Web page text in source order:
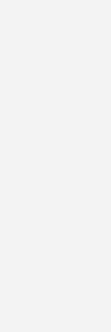
„Die
Energy stellen
Solarindustrie dar
aufstrebenden
weiterführen will.
zeigen. Doch
und vorrangig um
und alle
Management des
die Investitionen
PV Guard
auch der
nicht bekannt.
Liberta Partners